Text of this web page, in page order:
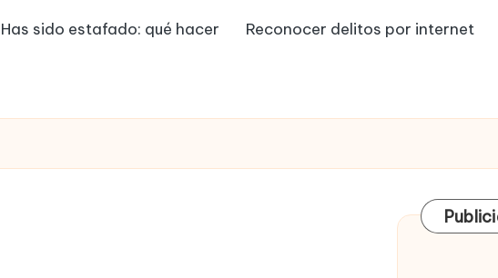
Has sido estafado: qué hacer Reconocer delitos por internet